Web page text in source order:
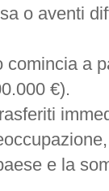
o aventi
comincia a
€).
e la